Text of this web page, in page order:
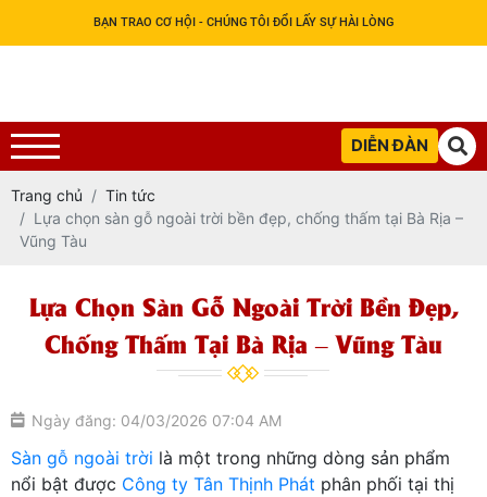
BẠN TRAO CƠ HỘI - CHÚNG TÔI ĐỔI LẤY SỰ HÀI LÒNG
DIỄN ĐÀN
Trang chủ
Tin tức
Lựa chọn sàn gỗ ngoài trời bền đẹp, chống thấm tại Bà Rịa –
Vũng Tàu
Lựa Chọn Sàn Gỗ Ngoài Trời Bền Đẹp,
Chống Thấm Tại Bà Rịa – Vũng Tàu
Ngày đăng: 04/03/2026 07:04 AM
Sàn gỗ ngoài trời là một trong những dòng sản phẩm
nổi bật được Công ty Tân Thịnh Phát phân phối tại thị